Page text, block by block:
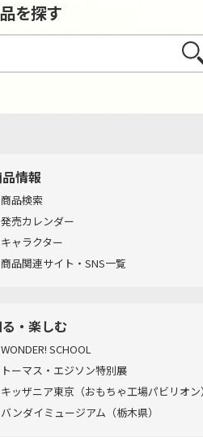
を探す
さが
情報
商品検索
発売カレンダー
キャラクター
商品関連サイト・SNS一覧
・楽しむ
WONDER! SCHOOL
トーマス・エジソン特別展
キッザニア東京（おもちゃ工場パビリオ
バンダイミュージアム（栃木県）